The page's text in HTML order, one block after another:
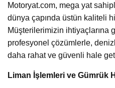
Motoryat.com, mega yat
dünya çapında üstün kaliteli
Müşterilerimizin ihtiyaçlarına
profesyonel çözümlerle,
daha rahat ve güvenli hale
Liman İşlemleri ve Gümrük